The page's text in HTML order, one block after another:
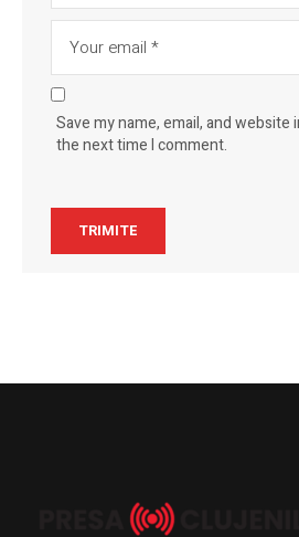
Save my name, email, and
the next time I comment.